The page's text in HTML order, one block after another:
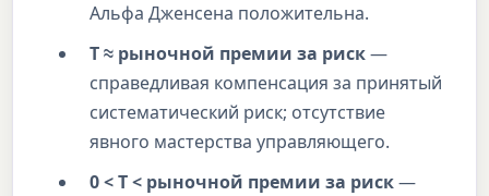
Альфа Дженсена положительна.
T ≈ рыночной премии за риск—
справедливая компенсация за принятый
систематический риск; отсутствие
явного мастерства управляющего.
0 < T < рыночной премии за риск—